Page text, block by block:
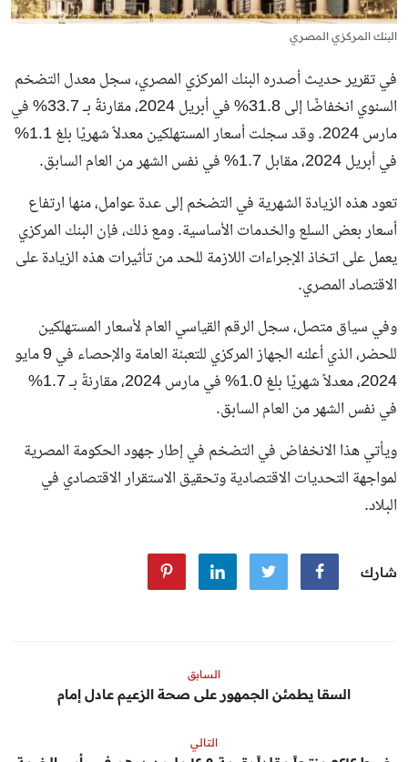
البنك المركزي المصري
في تقرير حديث أصدره البنك المركزي المصري، سجل معدل التضخم
السنوي انخفاضًا إلى 31.8% في أبريل 2024، مقارنةً بـ 33.7% في
مارس 2024. وقد سجلت أسعار المستهلكين معدلاً شهريًا بلغ 1.1%
في أبريل 2024، مقابل 1.7% في نفس الشهر من العام السابق.
تعود هذه الزيادة الشهرية في التضخم إلى عدة عوامل، منها ارتفاع
أسعار بعض السلع والخدمات الأساسية. ومع ذلك، فإن البنك المركزي
يعمل على اتخاذ الإجراءات اللازمة للحد من تأثيرات هذه الزيادة على
الاقتصاد المصري.
وفي سياق متصل، سجل الرقم القياسي العام لأسعار المستهلكين
للحضر، الذي أعلنه الجهاز المركزي للتعبئة العامة والإحصاء في 9 مايو
2024، معدلاً شهريًا بلغ 1.0% في مارس 2024، مقارنةً بـ 1.7%
في نفس الشهر من العام السابق.
ويأتي هذا الانخفاض في التضخم في إطار جهود الحكومة المصرية
لمواجهة التحديات الاقتصادية وتحقيق الاستقرار الاقتصادي في
البلاد.
شارك
السابق
السقا يطمئن الجمهور على صحة الزعيم عادل إمام
التالي